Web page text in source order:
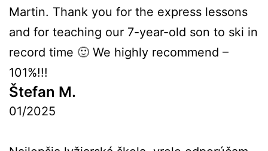
Martin. Thank you for the express lessons
and for teaching our 7-year-old son to ski in
record time 🙂 We highly recommend –
101%!!!
Štefan M.
01/2025